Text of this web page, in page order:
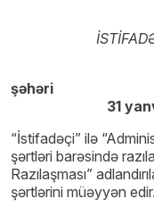
31 yanvar
“İstifadəçi” ilə
şərtləri barəsində
Razılaşması”
şərtlərini müəyyən edir.